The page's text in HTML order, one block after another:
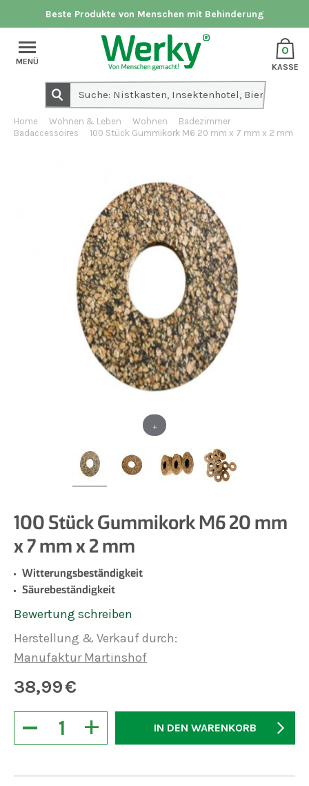
Beste Produkte von Menschen mit Behinderung
0
KASSE
MENÜ
Home Wohnen & Leben Wohnen
Badezimmer
Badaccessoires
100 Stück Gummikork M6 20 mm x 7 mm x 2 mm
+
100 Stück Gummikork M6 20 mm
x 7 mm x 2 mm
Witterungsbeständigkeit
Säurebeständigkeit
Bewertung schreiben
Herstellung & Verkauf durch:
Manufaktur Martinshof
38,99€
+
− IN DEN WARENKORB